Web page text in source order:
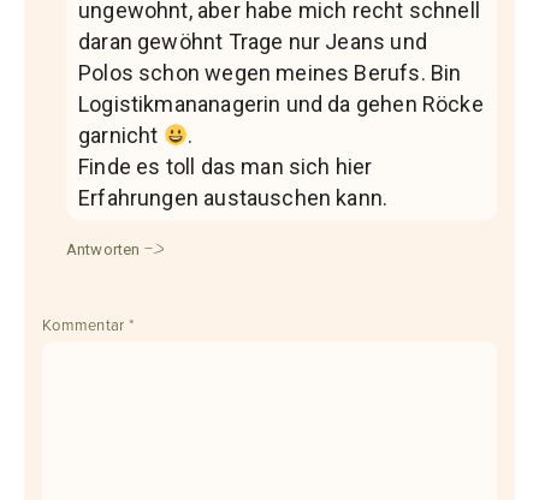
ungewohnt, aber habe mich recht schnell
daran gewöhnt Trage nur Jeans und
Polos schon wegen meines Berufs. Bin
Logistikmananagerin und da gehen Röcke
garnicht
.
Finde es toll das man sich hier
Erfahrungen austauschen kann.
Antworten
Kommentar *